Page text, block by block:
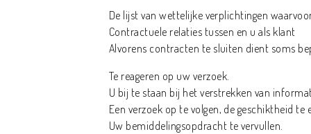
De lijst van wettelijke verplichtingen
Contractuele relaties tussen en u als klant
Alvorens contracten te sluiten dient soms
Te reageren op uw verzoek.
U bij te staan bij het verstrekken van
Een verzoek op te volgen, de geschiktheid
Uw bemiddelingsopdracht te vervullen.